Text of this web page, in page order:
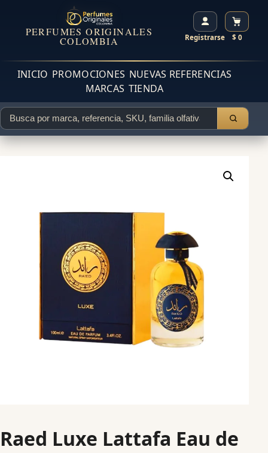
PERFUMES ORIGINALES
COLOMBIA Registrarse $ 0
INICIO PROMOCIONES NUEVAS REFERENCIAS
MARCAS TIENDA
Raed Luxe Lattafa Eau de